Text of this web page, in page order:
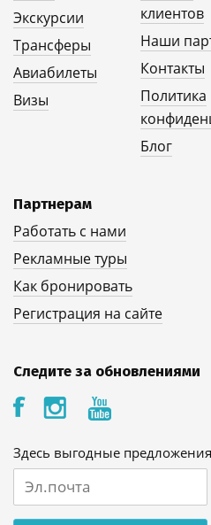
Экскурсии
Трансферы
Авиабилеты
Визы
клиентов
Наши
Контакты
Политика
Блог
Партнерам
Работать с нами
Рекламные туры
Как бронировать
Регистрация на сайте
Следите за обновлениями
Здесь выгодные предложения